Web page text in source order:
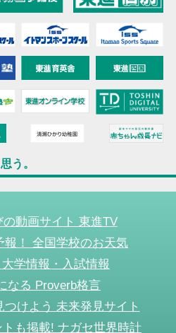
う。
動画サイト 東進TV
報！ 全国学校のお天気
学情報・入試情報
なる Proverb格言
けよう 未来発見サイト
も掲載! ナガセ世界時計